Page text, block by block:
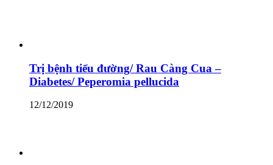
Trị bệnh tiểu đường/ Rau Càng Cua –
Diabetes/ Peperomia pellucida
12/12/2019